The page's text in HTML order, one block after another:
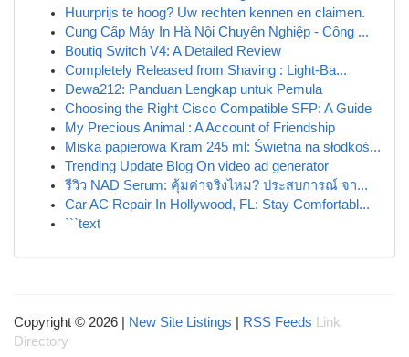
Huurprijs te hoog? Uw rechten kennen en claimen.
Cung Cấp Máy In Hà Nội Chuyên Nghiệp - Công ...
Boutiq Switch V4: A Detailed Review
Completely Released from Shaving : Light-Ba...
Dewa212: Panduan Lengkap untuk Pemula
Choosing the Right Cisco Compatible SFP: A Guide
My Precious Animal : A Account of Friendship
Miska papierowa Kram 245 ml: Świetna na słodkoś...
Trending Update Blog On video ad generator
รีวิว NAD Serum: คุ้มค่าจริงไหม? ประสบการณ์ จา...
Car AC Repair In Hollywood, FL: Stay Comfortabl...
```text
Copyright © 2026 | New Site Listings RSS Feeds
Link
Directory